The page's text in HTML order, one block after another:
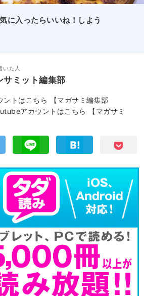
に入ったらいいね！しよう
いた人
サミット編集部
トはこちら
【マガサミ編集部
アカウントはこちら
【マガサミ